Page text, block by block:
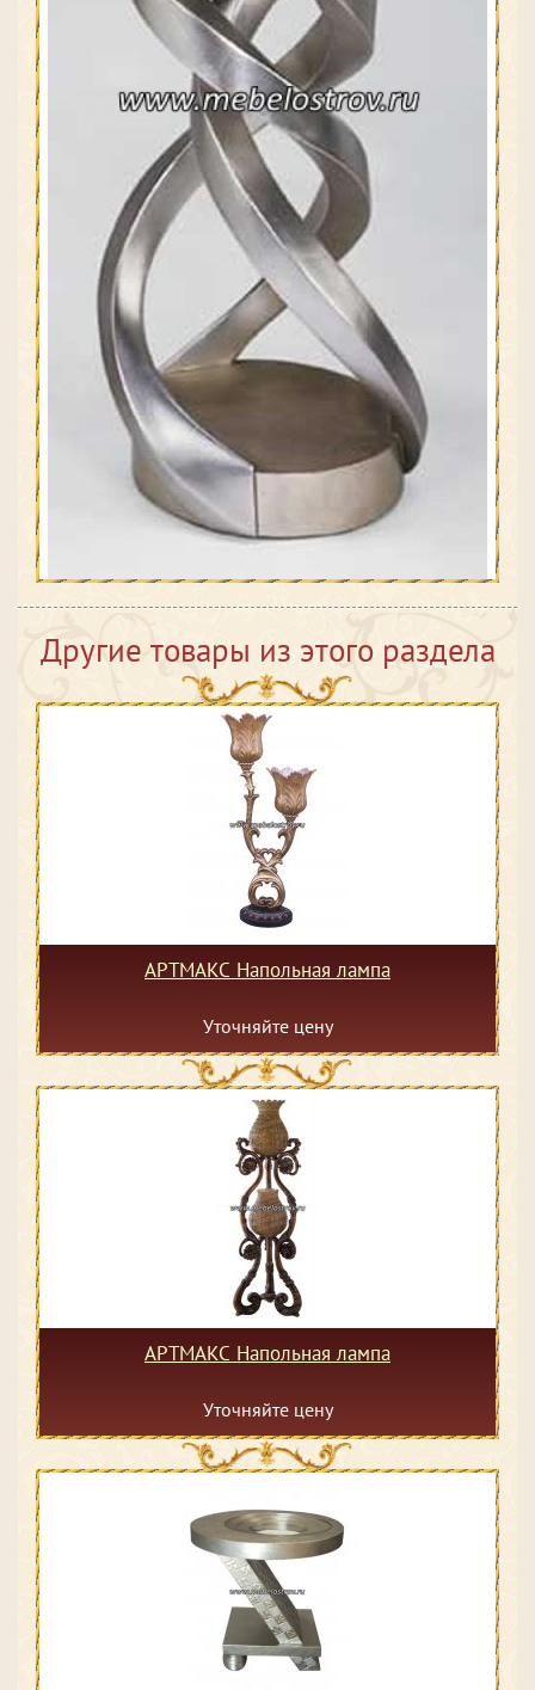
Другие товары из этого раздела
АРТМАКС Напольная лампа
Уточняйте цену
АРТМАКС Напольная лампа
Уточняйте цену